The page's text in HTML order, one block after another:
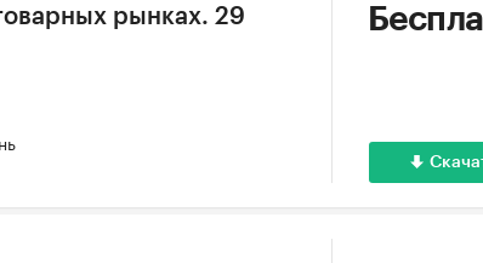
рынках. 29